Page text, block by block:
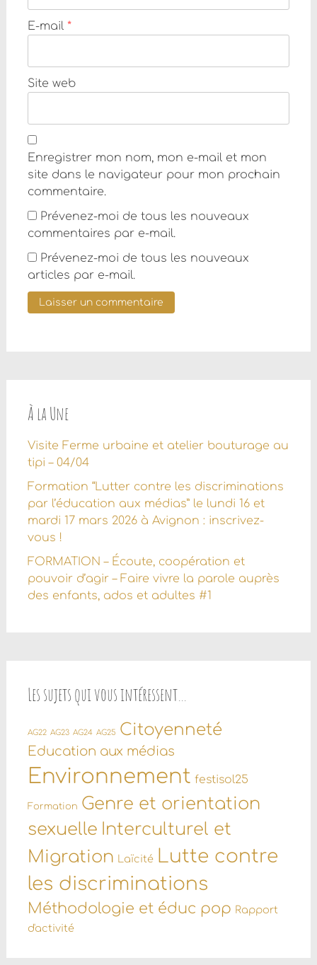
E-mail *
Site web
Enregistrer mon nom, mon e-mail et mon
site dans le navigateur pour mon prochain
commentaire.
Prévenez-moi de tous les nouveaux
commentaires par e-mail.
Prévenez-moi de tous les nouveaux
articles par e-mail.
À la Une
Visite Ferme urbaine et atelier bouturage au
tipi – 04/04
Formation “Lutter contre les discriminations
par l’éducation aux médias” le lundi 16 et
mardi 17 mars 2026 à Avignon : inscrivez-
vous !
FORMATION – Écoute, coopération et
pouvoir d’agir – Faire vivre la parole auprès
des enfants, ados et adultes #1
Les sujets qui vous intéressent…
AG22 AG23 AG24 AG25 Citoyenneté
Education aux médias
Environnement festisol25
Formation Genre et orientation
sexuelle Interculturel et
Migration
Laïcité Lutte contre
les discriminations
Méthodologie et éduc pop Rapport
d'activité